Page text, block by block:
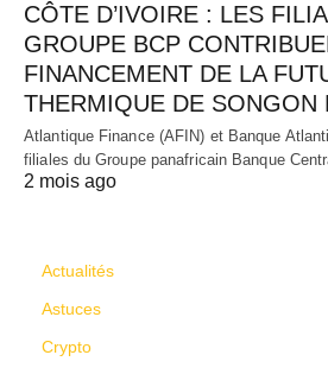
CÔTE D’IVOIRE : LES
GROUPE BCP
FINANCEMENT DE LA
THERMIQUE DE SONGON
Atlantique Finance (AFIN) et Banque
filiales du Groupe panafricain Banque
2 mois ago
Actualités
Astuces
Crypto